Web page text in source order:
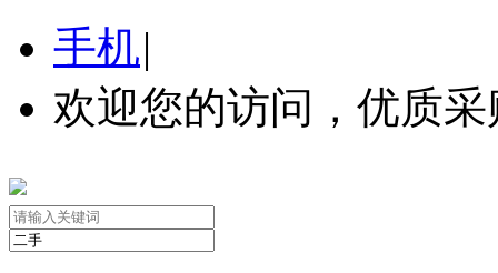
手机|
欢迎您的访问，优质